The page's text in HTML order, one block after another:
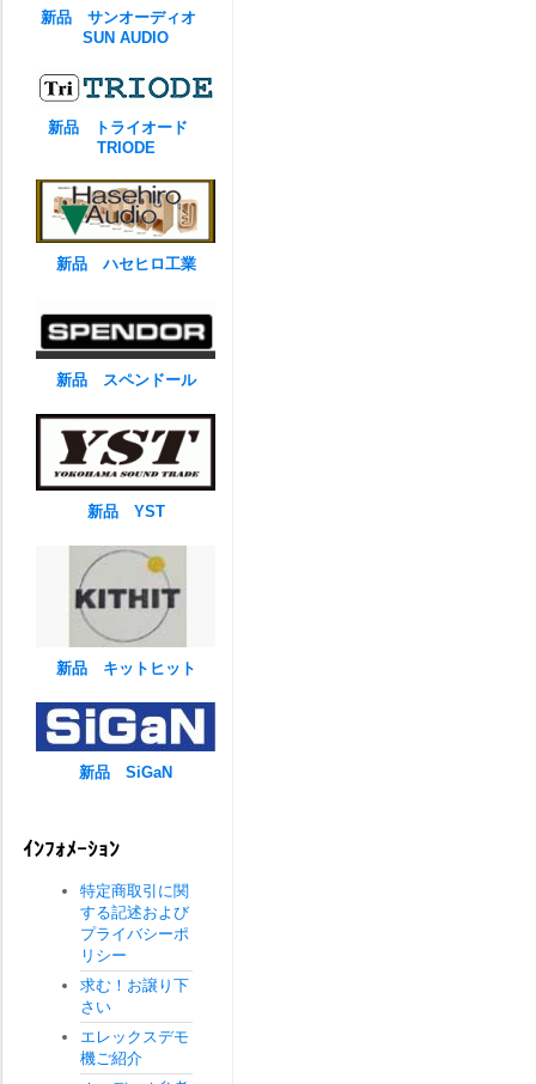
新品 サンオーディオ
SUN AUDIO
新品 トライオード
TRIODE
新品 ハセヒロ工業
新品 スペンドール
新品 YST
新品 キットヒット
新品 SiGaN
ｲﾝﾌｫﾒｰｼｮﾝ
特定商取引に関
する記述および
プライバシーポ
リシー
求む！お譲り下
さい
エレックスデモ
機ご紹介